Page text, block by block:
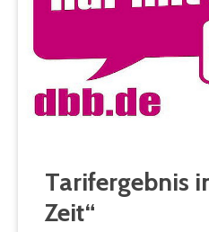
Tarifergebnis
Zeit“